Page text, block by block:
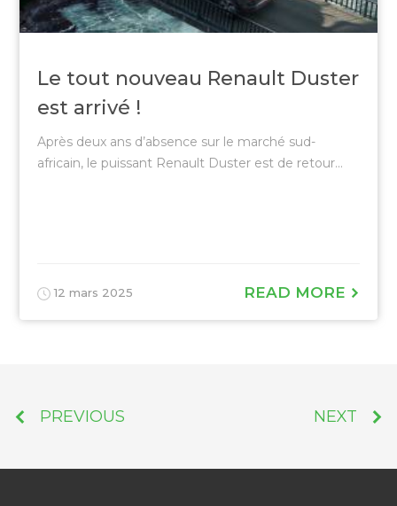
Le tout nouveau Renault Duster
est arrivé !
Après deux ans d’absence sur le marché sud-
africain, le puissant Renault Duster est de retour...
12 mars 2025 READ MORE
PREVIOUS NEXT